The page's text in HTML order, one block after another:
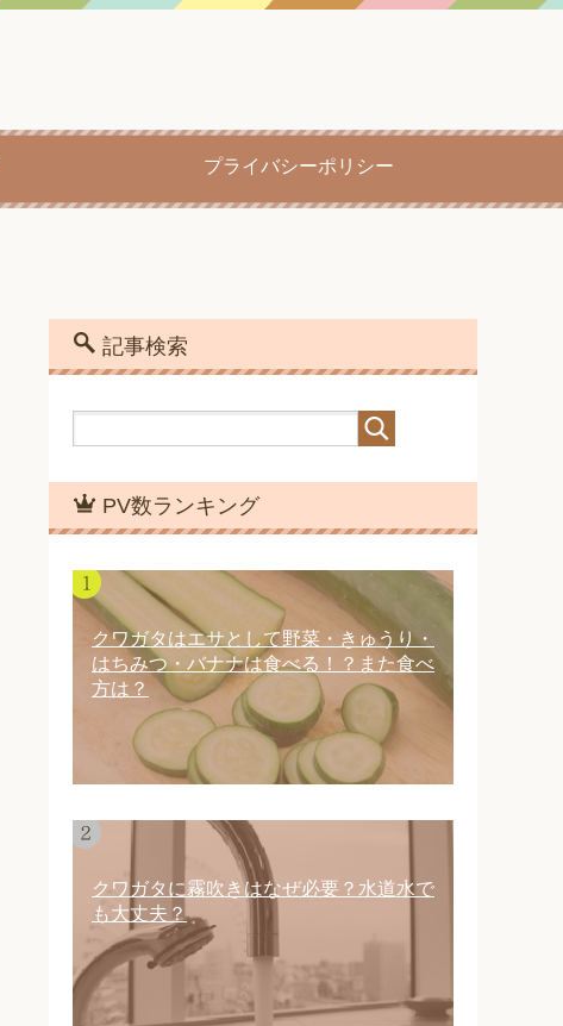
プライバシーポリシー
記事検索
PV数ランキング
クワガタはエサとして野菜・きゅうり・
はちみつ・バナナは食べる！？また食べ
方は？
クワガタに霧吹きはなぜ必要？水道水で
も大丈夫？